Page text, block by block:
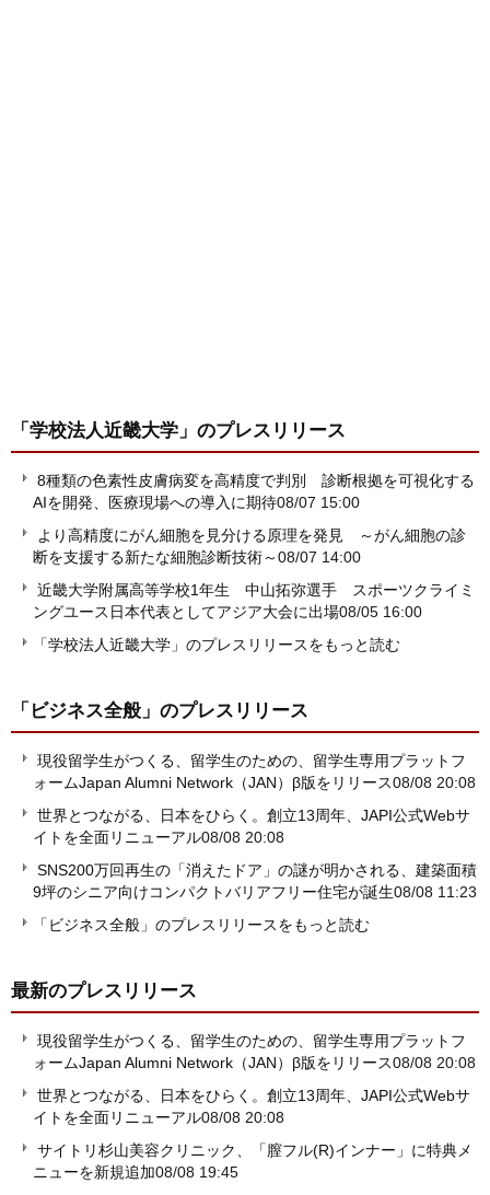
「学校法人近畿大学」 のプレスリリース
8種類の色素性皮膚病変を高精度で判別 診断根拠を可視化する
AIを開発、医療現場への導入に期待08/07 15:00
より高精度にがん細胞を見分ける原理を発見 ～がん細胞の診
断を支援する新たな細胞診断技術～08/07 14:00
近畿大学附属高等学校1年生 中山拓弥選手 スポーツクライミ
ングユース日本代表としてアジア大会に出場08/05 16:00
「学校法人近畿大学」のプレスリリースをもっと読む
「ビジネス全般」 のプレスリリース
現役留学生がつくる、留学生のための、留学生専用プラットフ
ォームJapan Alumni Network（JAN）β版をリリース08/08 20:08
世界とつながる、日本をひらく。創立13周年、JAPI公式Webサ
イトを全面リニューアル08/08 20:08
SNS200万回再生の「消えたドア」の謎が明かされる、建築面積
9坪のシニア向けコンパクトバリアフリー住宅が誕生08/08 11:23
「ビジネス全般」のプレスリリースをもっと読む
最新のプレスリリース
現役留学生がつくる、留学生のための、留学生専用プラットフ
ォームJapan Alumni Network（JAN）β版をリリース08/08 20:08
世界とつながる、日本をひらく。創立13周年、JAPI公式Webサ
イトを全面リニューアル08/08 20:08
サイトリ杉山美容クリニック、「膣フル(R)インナー」に特典メ
ニューを新規追加08/08 19:45